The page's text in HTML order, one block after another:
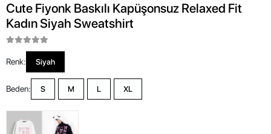
Cute Fiyonk Baskılı Kapüşonsuz Relaxed Fit
Kadın Siyah Sweatshirt
Renk: Siyah
Beden: S M L XL